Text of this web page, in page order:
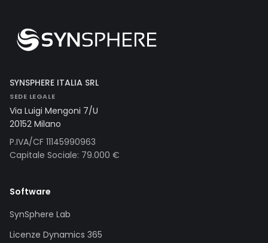
SYNSPHERE ITALIA SRL
SEDE LEGALE
Via Luigi Mengoni 7/U
20152 Milano
P.IVA/CF 11145990963
Capitale Sociale: 79.000 €
Software
SynSphere Lab
Licenze Dynamics 365